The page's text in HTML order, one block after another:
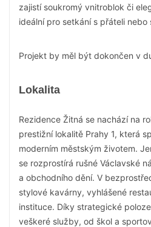
zajistí soukromý vnitroblok či
ideální pro setkání s přáteli nebo
Projekt by měl být dokončen v
Lokalita
Rezidence Žitná se nachází na
prestižní lokalitě Prahy 1, která
moderním městským životem.
se rozprostírá rušné Václavské
a obchodního dění. V
stylové kavárny, vyhlášené
instituce. Díky strategické
veškeré služby, od škol a